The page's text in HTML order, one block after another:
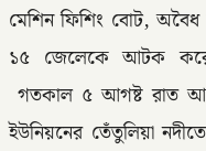
মেশিন ফিশিং বোট,
১৫ জেলেকে আটক
গতকাল ৫ আগষ্ট রাত
ইউনিয়নের তেঁতুলিয়া